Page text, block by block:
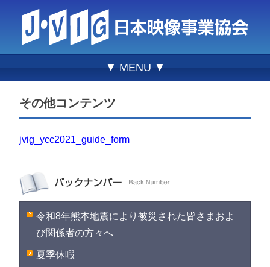
▼ MENU ▼
その他コンテンツ
jvig_ycc2021_guide_form
令和8年熊本地震により被災された皆さまおよ
び関係者の方々へ
夏季休暇